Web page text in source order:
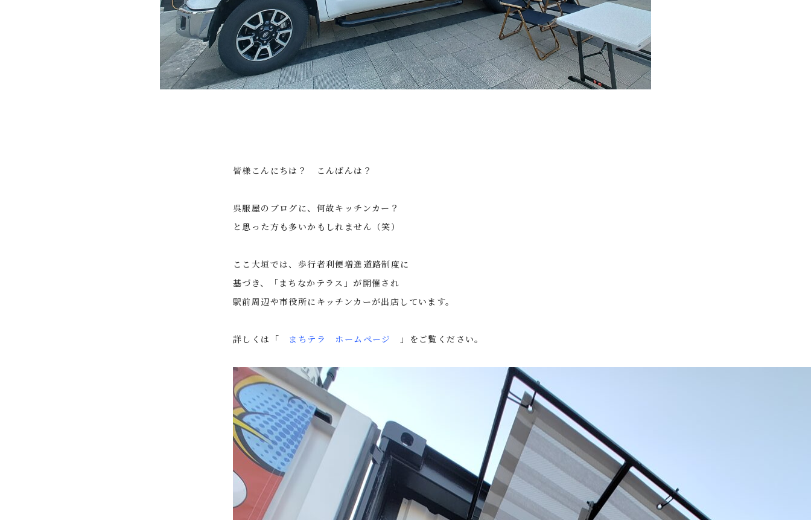
皆様こんにちは？ こんばんは？
呉服屋のブログに、何故キッチンカー？
と思った方も多いかもしれません（笑）
ここ大垣では、歩行者利便増進道路制度に
基づき、「まちなかテラス」が開催され
駅前周辺や市役所にキッチンカーが出店しています。
詳しくは「 まちテラ ホームページ 」をご覧ください。